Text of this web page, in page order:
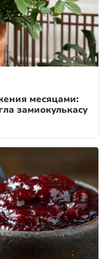
месяцами:
замиокулькасу